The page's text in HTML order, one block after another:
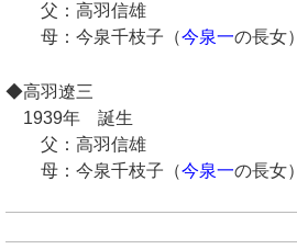
父：高羽信雄
母：今泉千枝子（今泉一の長女）
◆高羽遼三
1939年 誕生
父：高羽信雄
母：今泉千枝子（今泉一の長女）